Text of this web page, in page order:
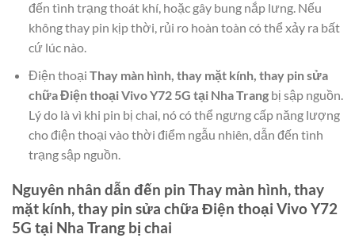
đến tình trạng thoát khí, hoặc gây bung nắp lưng. Nếu
không thay pin kịp thời, rủi ro hoàn toàn có thể xảy ra bất
cứ lúc nào.
Điện thoại Thay màn hình, thay mặt kính, thay pin sửa
chữa Điện thoại Vivo Y72 5G tại Nha Trangbị sập nguồn.
Lý do là vì khi pin bị chai, nó có thể ngưng cấp năng lượng
cho điện thoại vào thời điểm ngẫu nhiên, dẫn đến tình
trạng sập nguồn.
Nguyên nhân dẫn đến pin Thay màn hình, thay
mặt kính, thay pin sửa chữa Điện thoại Vivo Y72
5G tại Nha Trang bị chai